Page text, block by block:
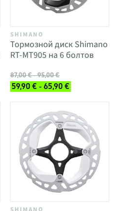
SHIMANO
Тормозной диск Shimano
RT-MT905 на 6 болтов
87,00 € - 95,00 €
59,90 € - 65,90 €